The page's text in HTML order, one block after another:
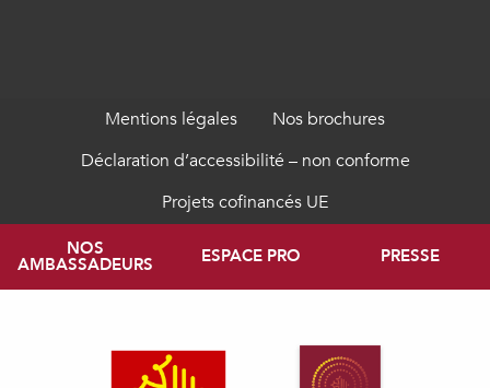
Mentions légales
Nos brochures
Déclaration d’accessibilité – non conforme
Projets cofinancés UE
NOS
AMBASSADEURS ESPACE PRO PRESSE